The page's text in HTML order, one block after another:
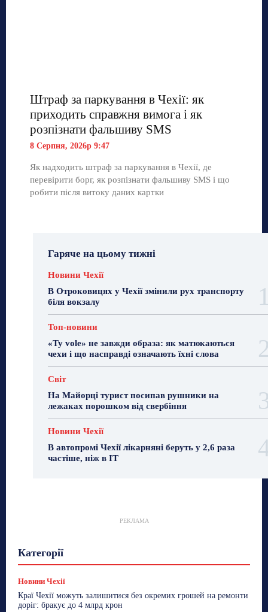
Штраф за паркування в Чехії: як
приходить справжня вимога і як
розпізнати фальшиву SMS
8 Серпня, 2026р 9:47
Як надходить штраф за паркування в Чехії, де
перевірити борг, як розпізнати фальшиву SMS і що
робити після витоку даних картки
Гаряче на цьому тижні
Новини Чехії
В Отроковицях у Чехії змінили рух транспорту
біля вокзалу
Топ-новини
«Ty vole» не завжди образа: як матюкаються
чехи і що насправді означають їхні слова
Світ
На Майорці турист посипав рушники на
лежаках порошком від свербіння
Новини Чехії
В автопромі Чехії лікарняні беруть у 2,6 раза
частіше, ніж в ІТ
РЕКЛАМА
Категорії
Новини Чехії
Сад та город Світ
ТехноМанія
Топ-новини Фоторепортаж
Новини Чехії
Краї Чехії можуть залишитися без окремих грошей на ремонти
доріг: бракує до 4 млрд крон